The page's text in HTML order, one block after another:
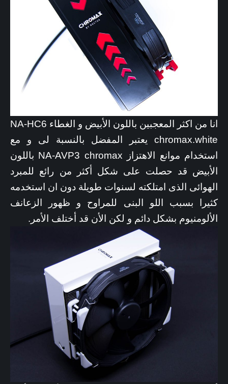
انا من اكثر المعجبين باللون الأبيض و الغطاء NA-HC6
chromax.white يعتبر المفضل بالنسبة لى و مع
استخدام موانع الاهتزاز NA-AVP3 chromax باللون
الأبيض قد حصلت على شكل أكثر من رائع للمبرد
الهوائى الذى امتلكته لسنوات طويلة دون ان استخدمه
كثيرا بسبب اللو البنى للمراوح و ظهور الزعانف
الألومنيوم بشكل دائم و لكن الأن قد أختلف الأمر.